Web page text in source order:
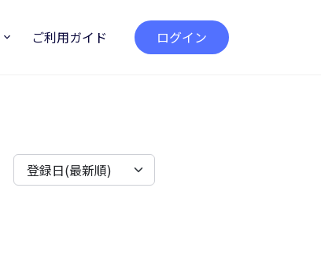
ご利用ガイド ログイン
登録日(最新順)